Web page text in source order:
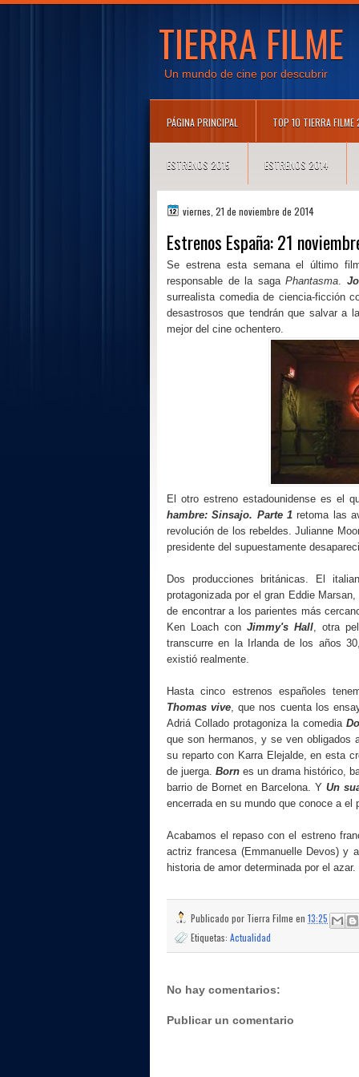
TIERRA FILME
Un mundo de cine por descubrir
PÁGINA PRINCIPAL TOP 10 TIERRA FILME
ESTRENOS 2015 ESTRENOS 2014
viernes, 21 de noviembre de 2014
Estrenos España: 21
Se estrena esta semana el último
responsable de la sagaPhantasma
surrealista comedia de ciencia-ficción
desastrosos que tendrán que salvar a
mejor del cine ochentero.
El otro estreno estadounidense es el
hambre: Sinsajo. Parte 1 retoma las
revolución de los rebeldes. Julianne
presidente del supuestamente
Dos producciones británicas. El
protagonizada por el gran Eddie
de encontrar a los parientes más
Ken Loach con Jimmy's Hall , otra
transcurre en la Irlanda de los años
existió realmente.
Hasta cinco estrenos españoles
Thomas vive , que nos cuenta los
Adriá Collado protagoniza la comedia
que son hermanos, y se ven obligados
su reparto con Karra Elejalde, en esta
de juerga. Born es un drama histórico,
barrio de Bornet en Barcelona. Y Un
encerrada en su mundo que conoce a el
Acabamos el repaso con el estreno
actriz francesa (Emmanuelle Devos) y
historia de amor determinada por el azar.
Publicado por Tierra Filme en 13:25
Etiquetas: Actualidad
No hay comentarios:
Publicar un comentario